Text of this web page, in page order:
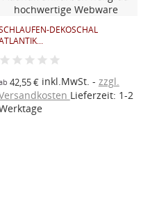
DEKOSCHAL
42,55 €inkl.MwSt.
zzgl.
Lieferzeit: 1-2